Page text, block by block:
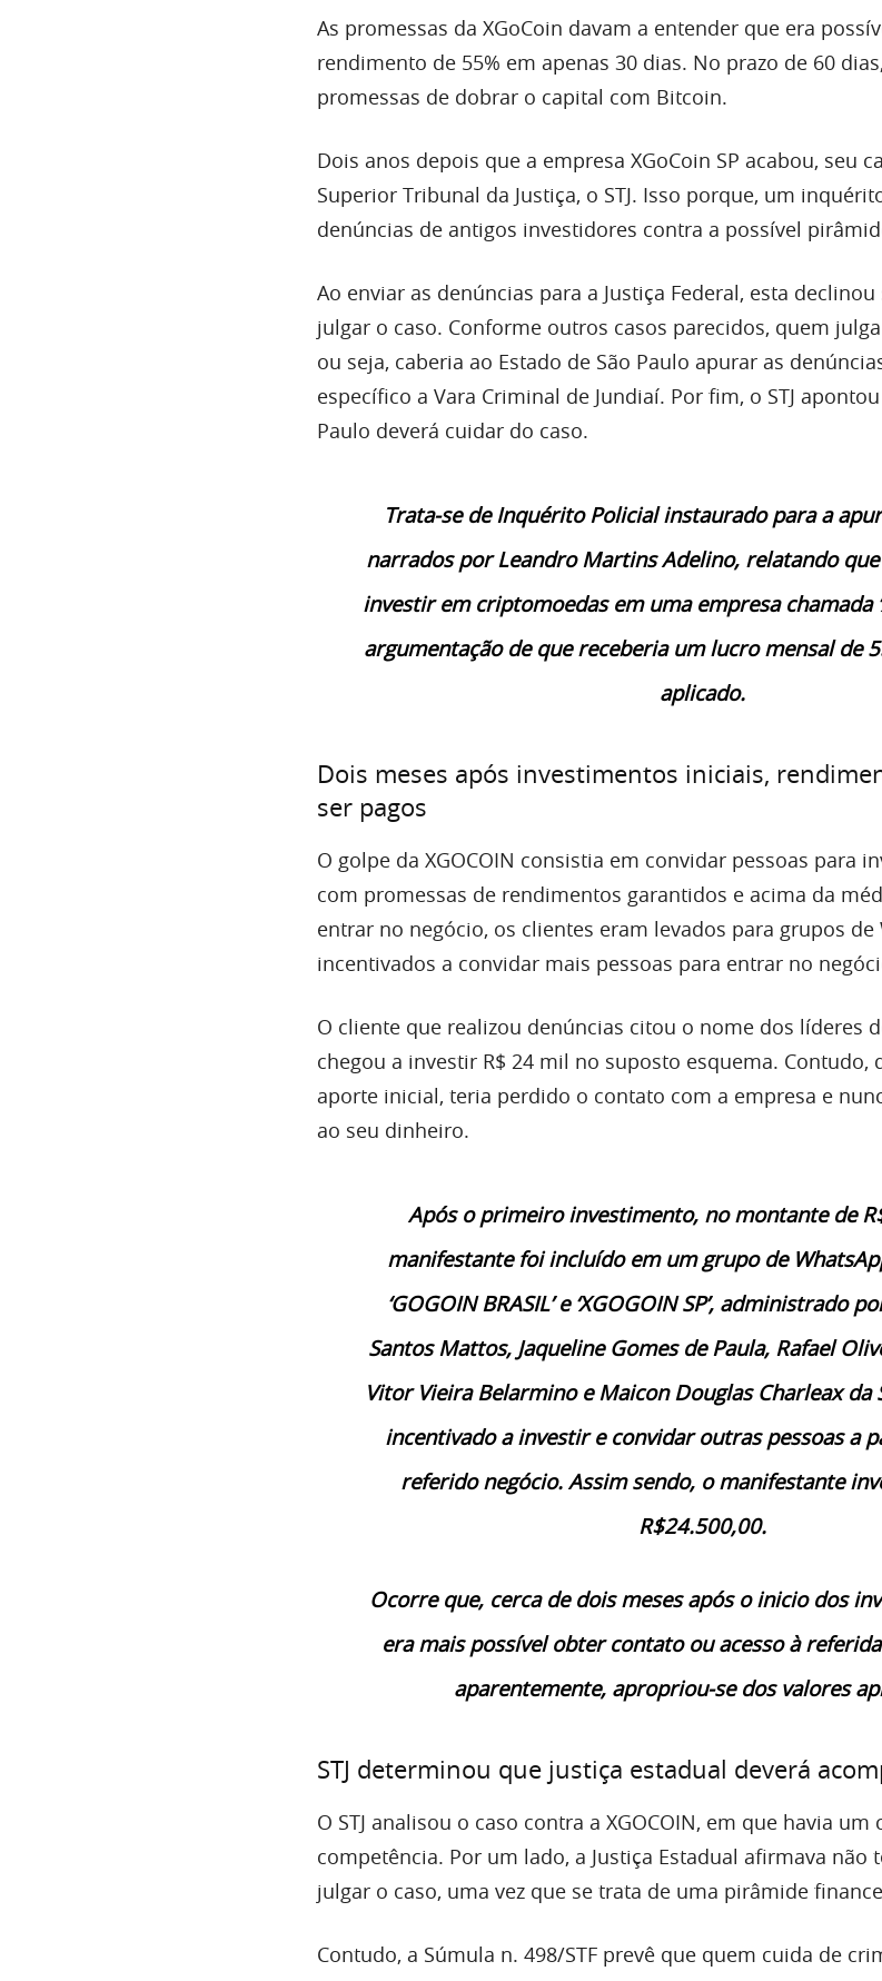
As promessas da XGoCoin davam a entender que era
rendimento de 55% em apenas 30 dias. No prazo de 60
promessas de dobrar o capital com Bitcoin.
Dois anos depois que a empresa XGoCoin SP acabou, seu
Superior Tribunal da Justiça, o STJ. Isso porque, um
denúncias de antigos investidores contra a possível
Ao enviar as denúncias para a Justiça Federal, esta
julgar o caso. Conforme outros casos parecidos, quem julga
ou seja, caberia ao Estado de São Paulo apurar as
específico a Vara Criminal de Jundiaí. Por fim, o STJ
Paulo deverá cuidar do caso.
Trata-se de Inquérito Policial instaurado para a
narrados por Leandro Martins Adelino, relatando
investir em criptomoedas em uma empresa chamada
argumentação de que receberia um lucro mensal de
aplicado.
Dois meses após investimentos iniciais,
ser pagos
O golpe da XGOCOIN consistia em convidar pessoas para
com promessas de rendimentos garantidos e acima da
entrar no negócio, os clientes eram levados para grupos de
incentivados a convidar mais pessoas para entrar no
O cliente que realizou denúncias citou o nome dos líderes
chegou a investir R$ 24 mil no suposto esquema. Contudo,
aporte inicial, teria perdido o contato com a empresa e
ao seu dinheiro.
Após o primeiro investimento, no montante de
manifestante foi incluído em um grupo de
‘GOGOIN BRASIL’ e ‘XGOGOIN SP’, administrado
Santos Mattos, Jaqueline Gomes de Paula, Rafael
Vitor Vieira Belarmino e Maicon Douglas Charleax da
incentivado a investir e convidar outras pessoas a
referido negócio. Assim sendo, o manifestante
R$24.500,00.
Ocorre que, cerca de dois meses após o inicio dos
era mais possível obter contato ou acesso à
aparentemente, apropriou-se dos valores
STJ determinou que justiça estadual deverá
O STJ analisou o caso contra a XGOCOIN, em que havia
competência. Por um lado, a Justiça Estadual afirmava não
julgar o caso, uma vez que se trata de uma pirâmide
Contudo, a Súmula n. 498/STF prevê que quem cuida de